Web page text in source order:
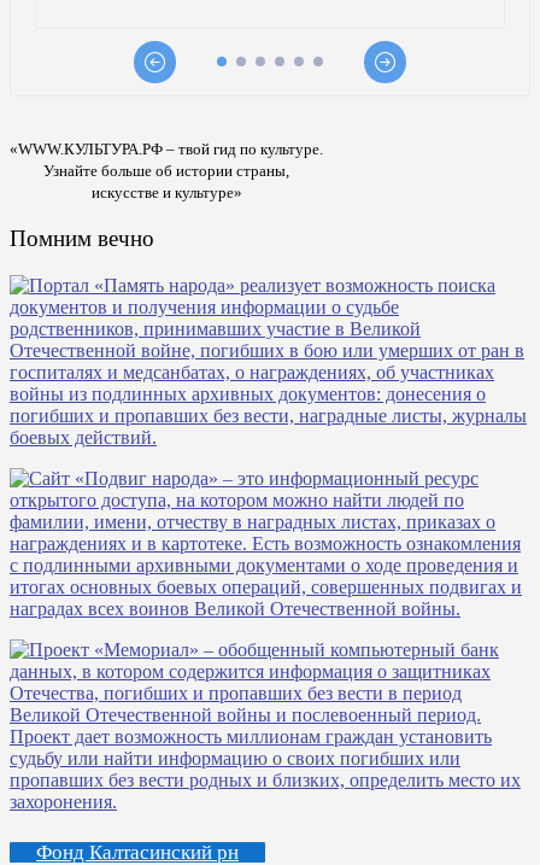
«WWW.КУЛЬТУРА.РФ – твой гид по культуре.
Узнайте больше об истории страны,
искусстве и культуре»
Помним вечно
Фонд Калтасинский рн